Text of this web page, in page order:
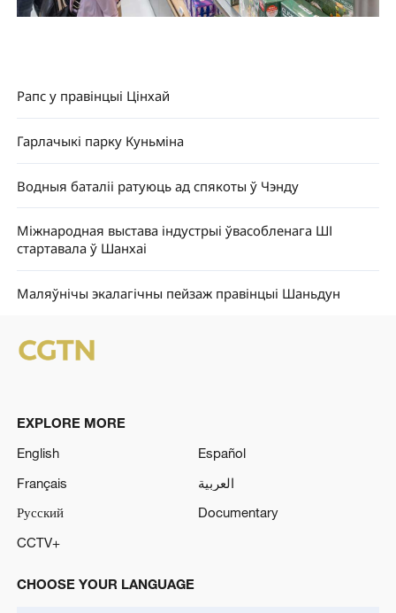
Рапс у правінцыі Цінхай
Гарлачыкі парку Куньміна
Водныя баталіі ратуюць ад спякоты ў Чэнду
Міжнародная выстава індустрыі ўвасобленага ШІ
стартавала ў Шанхаі
Маляўнічы экалагічны пейзаж правінцыі Шаньдун
EXPLORE MORE
English
Español
Français
العربية
Русский
Documentary
CCTV+
CHOOSE YOUR LANGUAGE